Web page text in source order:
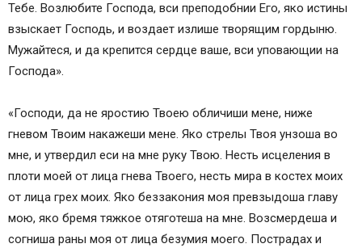
Тебе. Возлюбите Господа, вси преподобнии Его, яко истины
взыскает Господь, и воздает излише творящим гордыню.
Мужайтеся, и да крепится сердце ваше, вси уповающии на
Господа».
«Господи, да не яростию Твоею обличиши мене, ниже
гневом Твоим накажеши мене. Яко стрелы Твоя унзоша во
мне, и утвердил еси на мне руку Твою. Несть исцеления в
плоти моей от лица гнева Твоего, несть мира в костех моих
от лица грех моих. Яко беззакония моя превзыдоша главу
мою, яко бремя тяжкое отяготеша на мне. Возсмердеша и
согниша раны моя от лица безумия моего. Пострадах и